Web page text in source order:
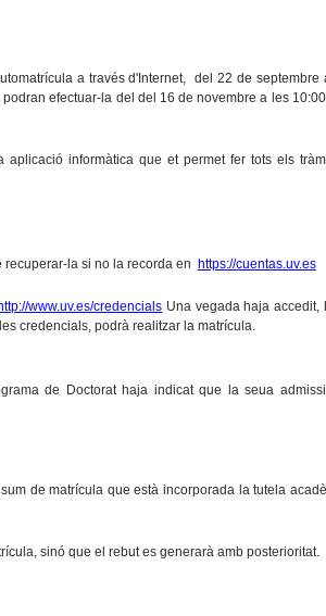
a través d'Internet, del 22 de
efectuar-la del del 16 de novembre a les
informàtica que et permet fer tots els
la si no la recorda en https://cuentas.uv.es
www.uv.es/credencials Una vegada haja accedit,
credencials, podrà realitzar la matrícula.
de Doctorat haja indicat que la seua
de matrícula que està incorporada la tutela
sinó que el rebut es generarà amb posterioritat.